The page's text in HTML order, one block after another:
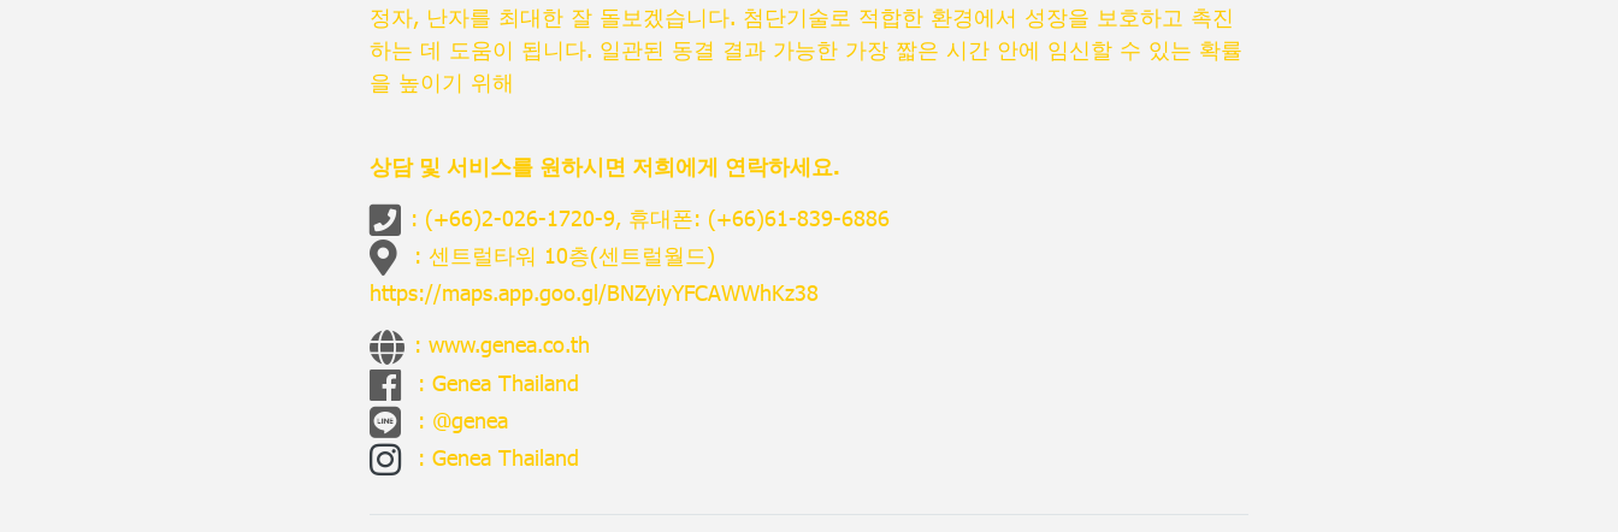
정자, 난자를 최대한 잘 돌보겠습니다. 첨단기술로 적합한 환경에서 성장을 보호하고 촉진
하는 데 도움이 됩니다. 일관된 동결 결과 가능한 가장 짧은 시간 안에 임신할 수 있는 확률
을 높이기 위해
상담 및 서비스를 원하시면 저희에게 연락하세요.
: (+66)2-026-1720-9, 휴대폰: (+66)61-839-6886
: 센트럴타워 10층(센트럴월드)
https://maps.app.goo.gl/BNZyiyYFCAWWhKz38
: www.genea.co.th
: Genea Thailand
: @genea
: Genea Thailand